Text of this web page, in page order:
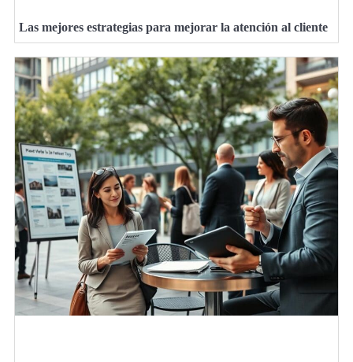
Las mejores estrategias para mejorar la atención al cliente